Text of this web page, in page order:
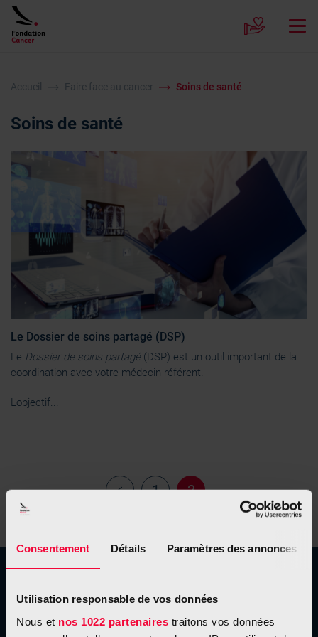
Consentement Détails Paramètres des annonces
Utilisation responsable de vos données
Nous et nos 1022 partenaires traitons vos données
Accueil Faire face au cancer Soins de santé
Soins de santé
Le Dossier de soins partagé (DSP)
Le Dossier de soins partagé(DSP) est un outil important de la
coordination avec votre médecin référent.
L’objectif...
1 2
Présidente d'honneur